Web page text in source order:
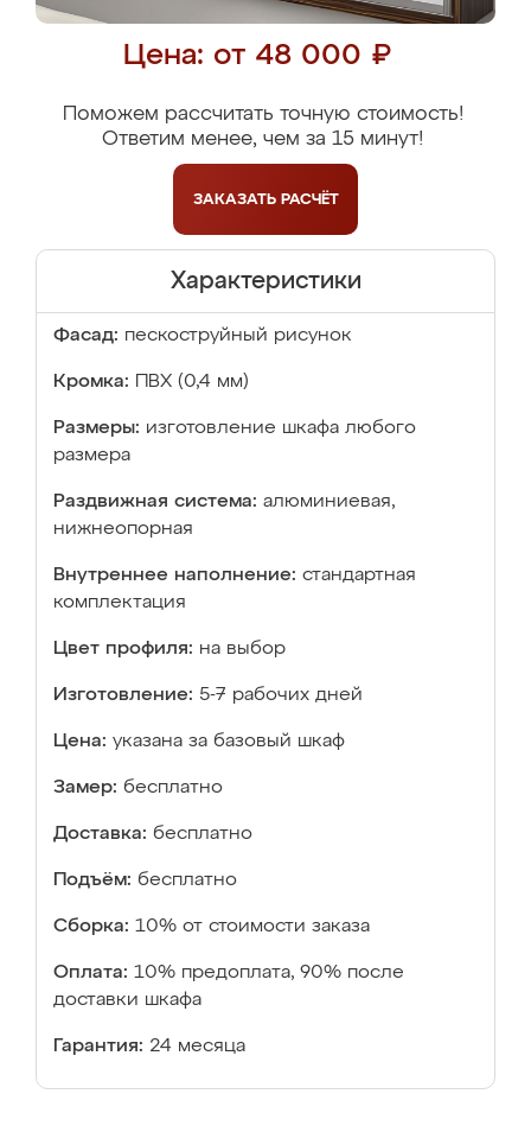
Цена: от 48 000 ₽
Поможем рассчитать точную стоимость!
Ответим менее, чем за 15 минут!
ЗАКАЗАТЬ РАСЧЁТ
Характеристики
Фасад: пескоструйный рисунок
Кромка: ПВХ (0,4 мм)
Размеры: изготовление шкафа любого
размера
Раздвижная система: алюминиевая,
нижнеопорная
Внутреннее наполнение: стандартная
комплектация
Цвет профиля: на выбор
Изготовление: 5-7 рабочих дней
Цена: указана за базовый шкаф
Замер: бесплатно
Доставка: бесплатно
Подъём: бесплатно
Сборка: 10% от стоимости заказа
Оплата: 10% предоплата, 90% после
доставки шкафа
Гарантия: 24 месяца